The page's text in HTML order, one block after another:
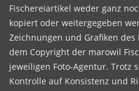
Fischereiartikel weder ganz
kopiert oder weitergegeben
Zeichnungen und Grafiken
dem Copyright der marowil
jeweiligen Foto-Agentur. Trotz
Kontrolle auf Konsistenz und